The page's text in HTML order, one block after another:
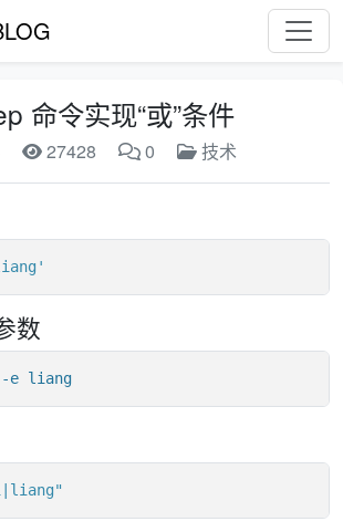
命令实现“或”条件
27428 0 技术
数
e liang